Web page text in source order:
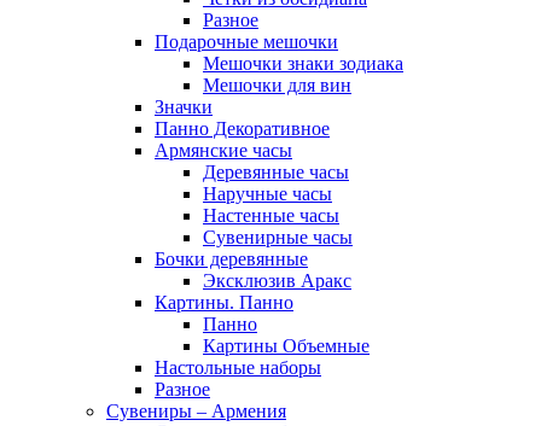
Разное
Подарочные мешочки
Мешочки знаки зодиака
Мешочки для вин
Значки
Панно Декоративное
Армянские часы
Деревянные часы
Наручные часы
Настенные часы
Сувенирные часы
Бочки деревянные
Эксклюзив Аракс
Картины. Панно
Панно
Картины Объемные
Настольные наборы
Разное
Сувениры – Армения